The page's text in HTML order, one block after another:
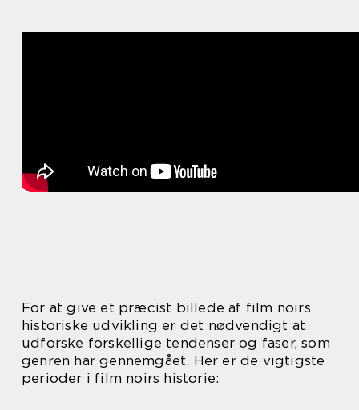
For at give et præcist billede af film noirs
historiske udvikling er det nødvendigt at
udforske forskellige tendenser og faser, som
genren har gennemgået. Her er de vigtigste
perioder i film noirs historie: